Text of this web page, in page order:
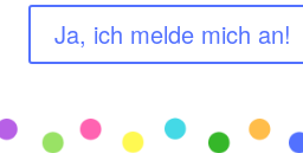
Ja, ich melde mich an!